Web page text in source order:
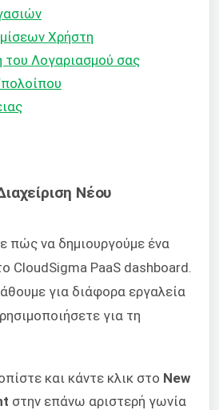
Χρήστη
του Λογαριασμού σας
Νέου
πώς να δημιουργούμε ένα
CloudSigma PaaS dashboard.
για διάφορα εργαλεία
για τη
και κάντε κλικ στο New
στην επάνω αριστερή γωνία